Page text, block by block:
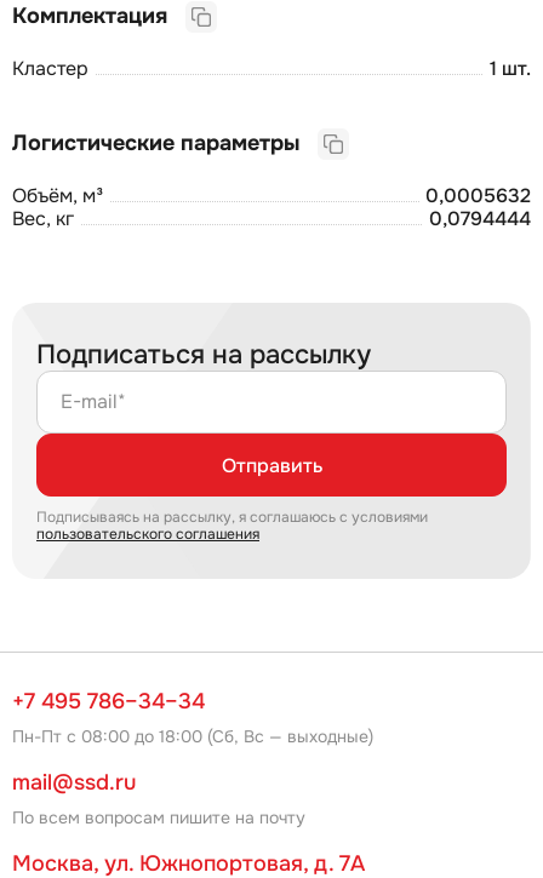
Комплектация
Кластер 1 шт.
Логистические параметры
Объём, м³
0,0005632
Вес, кг
0,0794444
Подписаться на рассылку
E-mail*
Отправить
Подписываясь на рассылку, я соглашаюсь с условиями
пользовательского соглашения
+7 495 786–34–34
Пн-Пт с 08:00 до 18:00 (Сб, Вс — выходные)
mail@ssd.ru
По всем вопросам пишите на почту
Москва, ул. Южнопортовая, д. 7А